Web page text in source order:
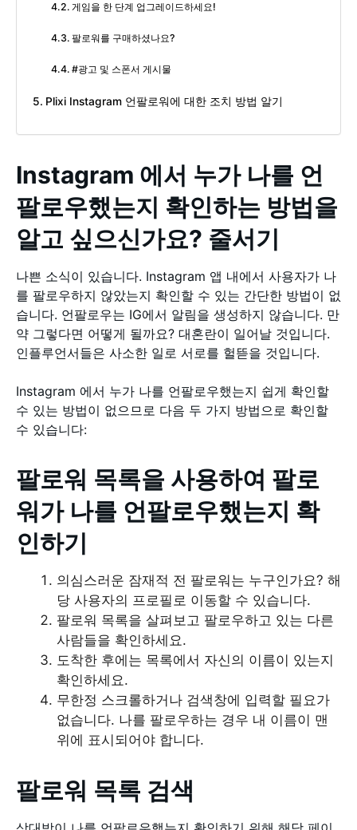
게임을 한 단계 업그레이드하세요!
팔로워를 구매하셨나요?
#광고 및 스폰서 게시물
Plixi Instagram 언팔로워에 대한 조치 방법 알기
Instagram 에서 누가 나를 언
팔로우했는지 확인하는 방법을
알고 싶으신가요? 줄서기
나쁜 소식이 있습니다. Instagram 앱 내에서 사용자가 나
를 팔로우하지 않았는지 확인할 수 있는 간단한 방법이 없
습니다. 언팔로우는 IG에서 알림을 생성하지 않습니다. 만
약 그렇다면 어떻게 될까요? 대혼란이 일어날 것입니다.
인플루언서들은 사소한 일로 서로를 헐뜯을 것입니다.
Instagram 에서 누가 나를 언팔로우했는지 쉽게 확인할
수 있는 방법이 없으므로 다음 두 가지 방법으로 확인할
수 있습니다:
팔로워 목록을 사용하여 팔로
워가 나를 언팔로우했는지 확
인하기
의심스러운 잠재적 전 팔로워는 누구인가요? 해
당 사용자의 프로필로 이동할 수 있습니다.
팔로워 목록을 살펴보고 팔로우하고 있는 다른
사람들을 확인하세요.
도착한 후에는 목록에서 자신의 이름이 있는지
확인하세요.
무한정 스크롤하거나 검색창에 입력할 필요가
없습니다. 나를 팔로우하는 경우 내 이름이 맨
위에 표시되어야 합니다.
팔로워 목록 검색